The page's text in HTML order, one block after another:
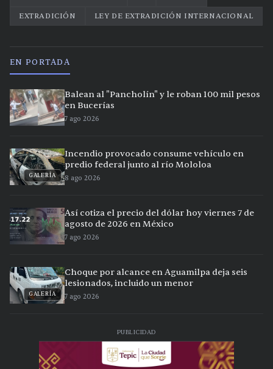
EXTRADICIÓN
LEY DE EXTRADICIÓN INTERNACIONAL
EN PORTADA
Balean al "Pancholín" y le roban 100 mil pesos
en Bucerías
7 ago 2026
GALERÍA
Incendio provocado consume vehículo en
predio federal junto al río Mololoa
8 ago 2026
Así cotiza el precio del dólar hoy viernes 7 de
agosto de 2026 en México
7 ago 2026
GALERÍA
Choque por alcance en Aguamilpa deja seis
lesionados, incluido un menor
7 ago 2026
PUBLICIDAD